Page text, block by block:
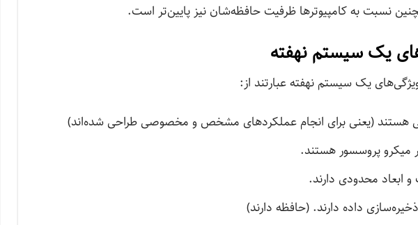
نسبت به کامپیوترها ظرفیت حافظه‌شان نیز پایین‌تر است.
یک سیستم نهفته
یک سیستم نهفته عبارتند از:
(یعنی برای انجام عملکردهای مشخص و مخصوصی طراحی شده‌اند)
میکرو پروسسور هستند.
ابعاد محدودی دارند.
داده‌ دارند. (حافظه دارند)